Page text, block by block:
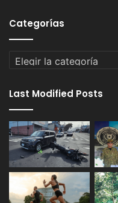
Categorías
Categorías
Last Modified Posts